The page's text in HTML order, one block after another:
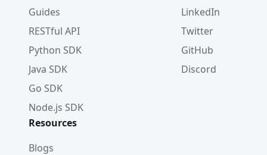
Guides
RESTful API
Python SDK
Java SDK
Go SDK
Node.js SDK
LinkedIn
Twitter
GitHub
Discord
Resources
Blogs